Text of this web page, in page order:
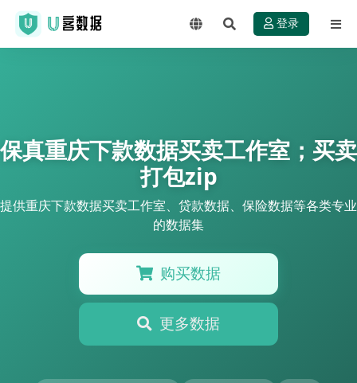
登录
保真重庆下款数据买卖工作室；买卖
打包zip
提供重庆下款数据买卖工作室、贷款数据、保险数据等各类专业
的数据集
购买数据
更多数据